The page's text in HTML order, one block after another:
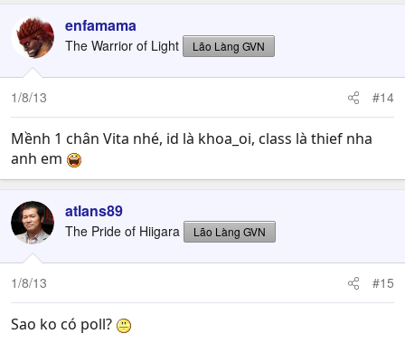
enfamama
The Warrior of Light Lão Làng GVN
1/8/13 #14
Mềnh 1 chân Vita nhé, id là khoa_oi, class là thief nha
anh em
atlans89
The Pride of Hiigara Lão Làng GVN
1/8/13 #15
Sao ko có poll?